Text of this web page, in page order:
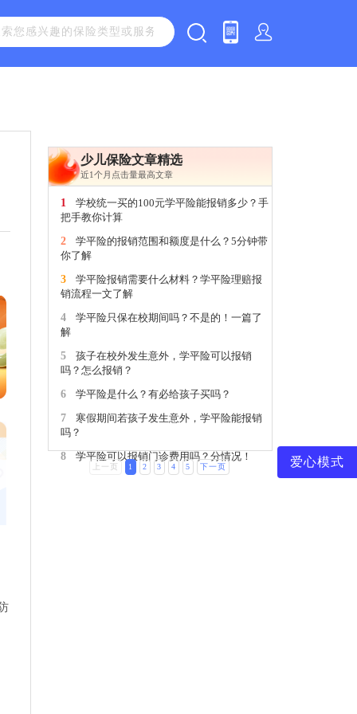
少儿保险文章精选
近1个月点击量最高文章
1
学校统一买的100元学平险能报销多少？手
把手教你计算
2
学平险的报销范围和额度是什么？5分钟带
你了解
3
学平险报销需要什么材料？学平险理赔报
销流程一文了解
4
学平险只保在校期间吗？不是的！一篇了
解
5
孩子在校外发生意外，学平险可以报销
吗？怎么报销？
6
学平险是什么？有必给孩子买吗？
7
寒假期间若孩子发生意外，学平险能报销
吗？
8
学平险可以报销门诊费用吗？分情况！
上一页 1 2 3 4 5 下一页 爱心模式